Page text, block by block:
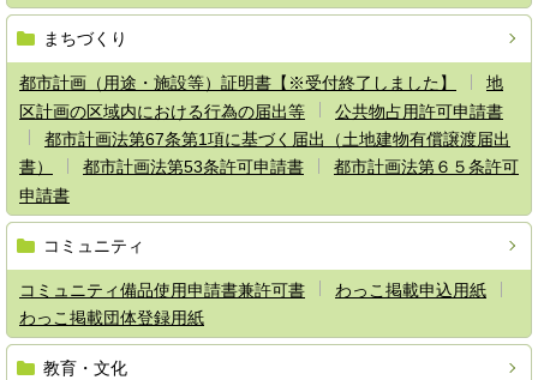
まちづくり
都市計画（用途・施設等）証明書【※受付終了しました】
地
区計画の区域内における行為の届出等
公共物占用許可申請書
都市計画法第67条第1項に基づく届出（土地建物有償譲渡届出
書）
都市計画法第53条許可申請書
都市計画法第６５条許可
申請書
コミュニティ
コミュニティ備品使用申請書兼許可書
わっこ掲載申込用紙
わっこ掲載団体登録用紙
教育・文化